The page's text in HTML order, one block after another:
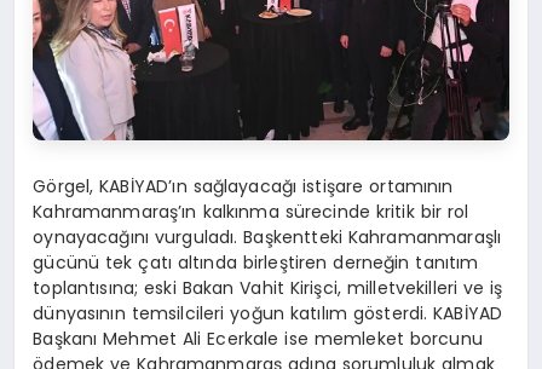
Görgel, KABİYAD’ın sağlayacağı istişare ortamının
Kahramanmaraş’ın kalkınma sürecinde kritik bir rol
oynayacağını vurguladı. Başkentteki Kahramanmaraşlı
gücünü tek çatı altında birleştiren derneğin tanıtım
toplantısına; eski Bakan Vahit Kirişci, milletvekilleri ve iş
dünyasının temsilcileri yoğun katılım gösterdi. KABİYAD
Başkanı Mehmet Ali Ecerkale ise memleket borcunu
ödemek ve Kahramanmaraş adına sorumluluk almak